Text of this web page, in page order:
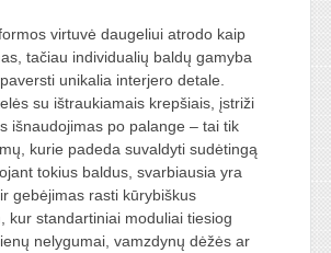
virtuvė daugeliui atrodo kaip
tačiau individualių baldų gamyba
unikalia interjero detale.
su ištraukiamais krepšiais, įstriži
išnaudojimas po palange – tai tik
kurie padeda suvaldyti sudėtingą
tokius baldus, svarbiausia yra
gebėjimas rasti kūrybiškus
kur standartiniai moduliai tiesiog
nelygumai, vamzdynų dėžės ar